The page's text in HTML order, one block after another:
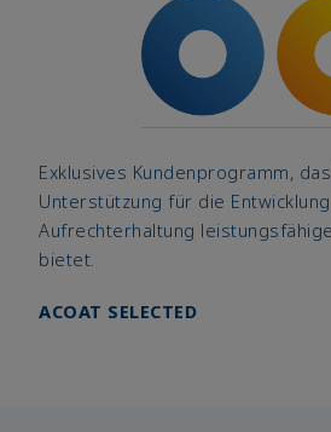
Exklusives Kundenprogramm,
Unterstützung für die
Aufrechterhaltung
bietet.
ACOAT SELECTED